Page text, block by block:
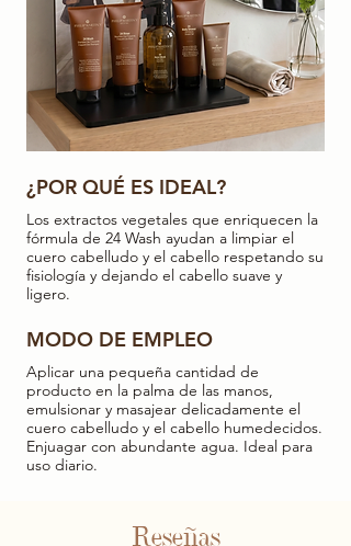
¿POR QUÉ ES IDEAL?
Los extractos vegetales que enriquecen la
fórmula de 24 Wash ayudan a limpiar el
cuero cabelludo y el cabello respetando su
fisiología y dejando el cabello suave y
ligero.
MODO DE EMPLEO
Aplicar una pequeña cantidad de
producto en la palma de las manos,
emulsionar y masajear delicadamente el
cuero cabelludo y el cabello humedecidos.
Enjuagar con abundante agua. Ideal para
uso diario.
Reseñas